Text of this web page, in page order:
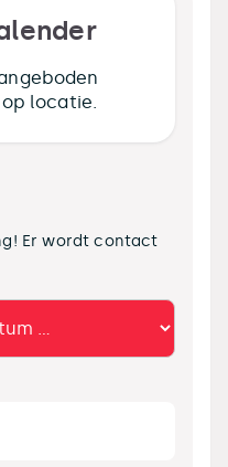
locatie.
Er wordt contact